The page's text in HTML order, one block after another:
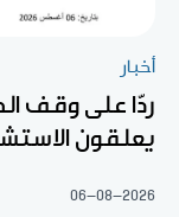
أخبار
ردّا على وقف
يعلقون
06-08-2026